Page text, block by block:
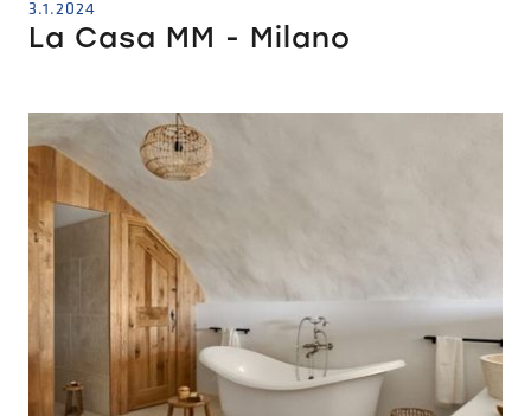
3.1.2024
La Casa MM - Milano